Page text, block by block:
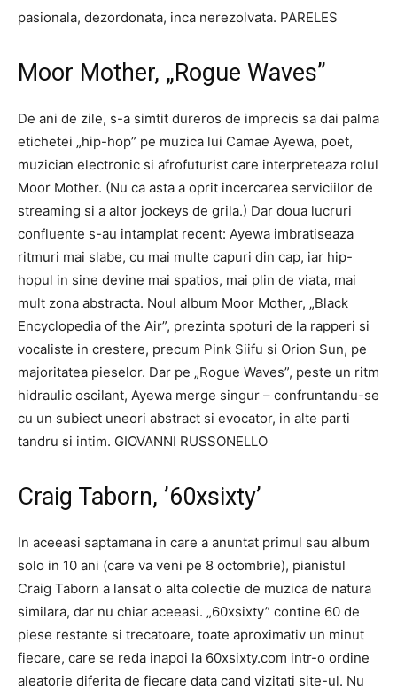
pasionala, dezordonata, inca nerezolvata. PARELES
Moor Mother, „Rogue Waves”
De ani de zile, s-a simtit dureros de imprecis sa dai palma
etichetei „hip-hop” pe muzica lui Camae Ayewa, poet,
muzician electronic si afrofuturist care interpreteaza rolul
Moor Mother. (Nu ca asta a oprit incercarea serviciilor de
streaming si a altor jockeys de grila.) Dar doua lucruri
confluente s-au intamplat recent: Ayewa imbratiseaza
ritmuri mai slabe, cu mai multe capuri din cap, iar hip-
hopul in sine devine mai spatios, mai plin de viata, mai
mult zona abstracta. Noul album Moor Mother, „Black
Encyclopedia of the Air”, prezinta spoturi de la rapperi si
vocaliste in crestere, precum Pink Siifu si Orion Sun, pe
majoritatea pieselor. Dar pe „Rogue Waves”, peste un ritm
hidraulic oscilant, Ayewa merge singur – confruntandu-se
cu un subiect uneori abstract si evocator, in alte parti
tandru si intim. GIOVANNI RUSSONELLO
Craig Taborn, ’60xsixty’
In aceeasi saptamana in care a anuntat primul sau album
solo in 10 ani (care va veni pe 8 octombrie), pianistul
Craig Taborn a lansat o alta colectie de muzica de natura
similara, dar nu chiar aceeasi. „60xsixty” contine 60 de
piese restante si trecatoare, toate aproximativ un minut
fiecare, care se reda inapoi la 60xsixty.com intr-o ordine
aleatorie diferita de fiecare data cand vizitati site-ul. Nu